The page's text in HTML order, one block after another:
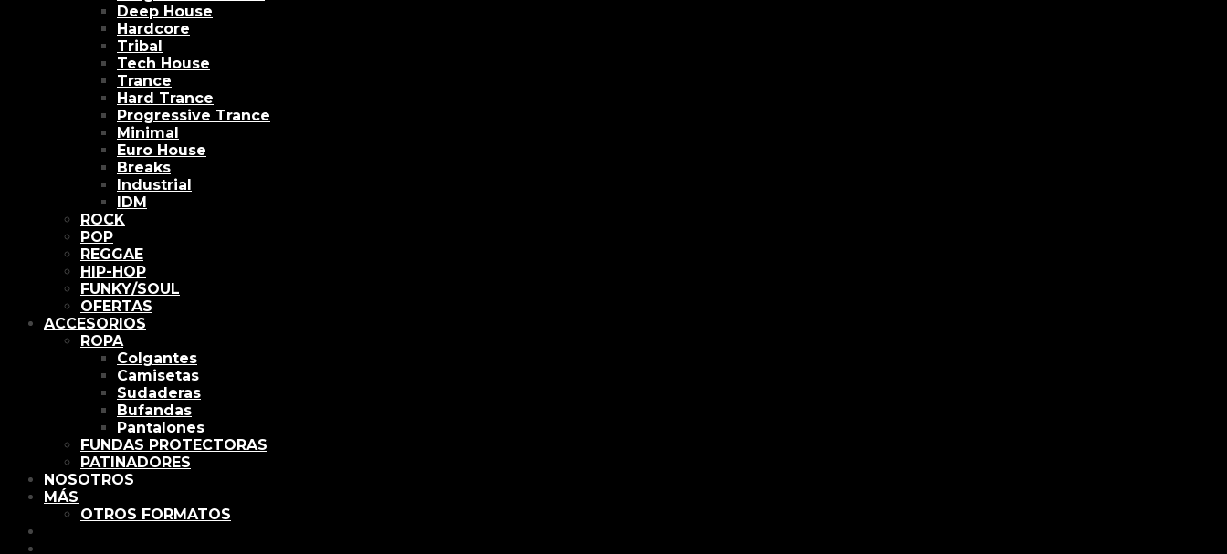
Deep House
Hardcore
Tribal
Tech House
Trance
Hard Trance
Progressive Trance
Minimal
Euro House
Breaks
Industrial
IDM
ROCK
POP
REGGAE
HIP-HOP
FUNKY/SOUL
OFERTAS
ACCESORIOS
ROPA
Colgantes
Camisetas
Sudaderas
Bufandas
Pantalones
FUNDAS PROTECTORAS
PATINADORES
NOSOTROS
MÁS
OTROS FORMATOS